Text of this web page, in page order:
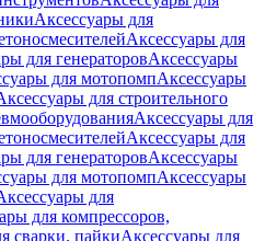
Аксессуары для
Аксессуары для
для генераторовАксессуары
для мотопомпАксессуары
для строительного
Аксессуары для
Аксессуары для
для генераторовАксессуары
для мотопомпАксессуары
для
для компрессоров,
сварки, пайкиАксессуары для